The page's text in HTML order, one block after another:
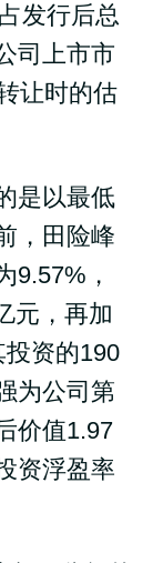
发行后总
司上市市
让时的估
是以最低
，田险峰
9.57%，
元，再加
投资的190
为公司第
价值1.97
资浮盈率